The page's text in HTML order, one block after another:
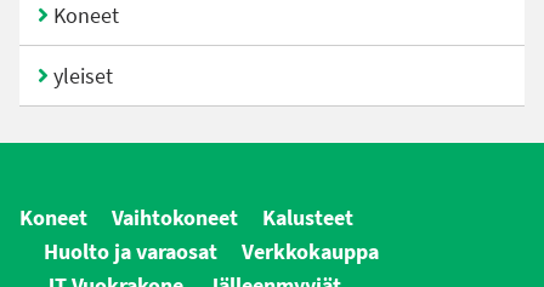
Koneet
yleiset
Koneet Vaihtokoneet
Kalusteet
Huolto ja varaosat
Verkkokauppa